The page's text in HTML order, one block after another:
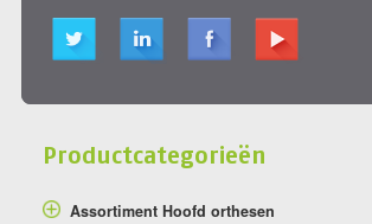
Productcategorieën
Assortiment Hoofd orthesen